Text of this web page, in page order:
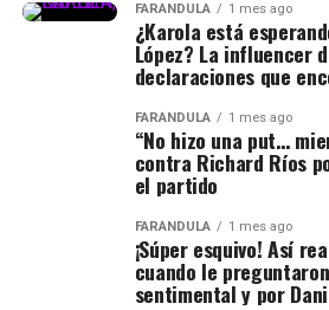
FARÁNDULA 1 mes ago
¿Karola está
López? La influencer
declaraciones que
FARÁNDULA 1 mes ago
“No hizo una put…
contra Richard Ríos
el partido
FARÁNDULA 1 mes ago
¡Súper esquivo! Así
cuando le
sentimental y por